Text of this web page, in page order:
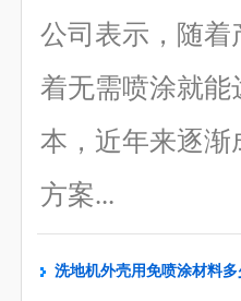
公司表示，随着
着无需喷涂就能
本，近年来逐渐
方案...
洗地机外壳用免喷涂材料多